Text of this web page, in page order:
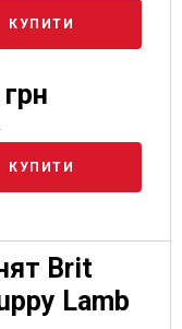
КУПИТИ
КУПИТИ
Brit
Lamb